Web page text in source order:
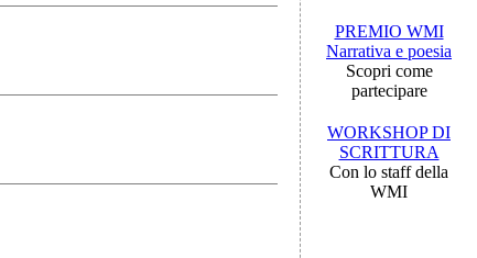
PREMIO WMI
Narrativa e poesia
Scopri come
partecipare
WORKSHOP DI
SCRITTURA
Con lo staff della
WMI